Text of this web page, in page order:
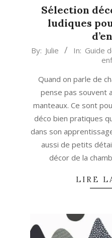
Sélection
ludiques
2023-
By: Julie In: Guide
Quand on parle de
pense pas souvent
manteaux. Ce sont
déco bien pratiques
dans son
aussi de petits
décor de la
LIRE